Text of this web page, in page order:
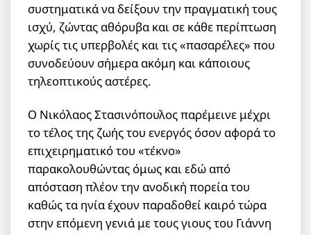
συστηματικά να δείξουν την πραγματική τους
ισχύ, ζώντας αθόρυβα και σε κάθε περίπτωση
χωρίς τις υπερβολές και τις «πασαρέλες» που
συνοδεύουν σήμερα ακόμη και κάποιους
τηλεοπτικούς αστέρες.
Ο Νικόλαος Στασινόπουλος παρέμεινε μέχρι
το τέλος της ζωής του ενεργός όσον αφορά το
επιχειρηματικό του «τέκνο»
παρακολουθώντας όμως και εδώ από
απόσταση πλέον την ανοδική πορεία του
καθώς τα ηνία έχουν παραδοθεί καιρό τώρα
στην επόμενη γενιά με τους γιους του Γιάννη